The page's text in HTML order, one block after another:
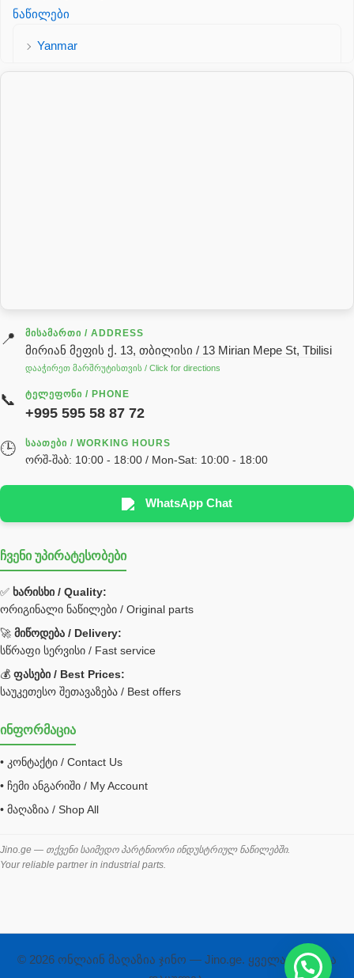
ნაწილები
Yanmar
გადაცემათა კოლოფის ზეთი( კარობკის ზეთი)
ძრავის ზეთი
ჰიდრავლიკის ზეთი
реек
სხადასხვა
Hyva
უჟანგავი ფოლადი
Bobcat ფილტრი
Caterpillar ფილტრი
JCB ფილტრი
ქვაბი გათბობა მილები
შემაერთებელი / გადამყვანი UNF ORFS
შემაერთებელი BSPP /გადამყვანი
შესაფუთი მანქანა ვაკუმით
შლანგი
საწვავის შლანგი
ჰიდრავლიკა და პნევმატიკა
📍 ᲛᲘᲡᲐᲛᲐᲠᲗᲘ / ADDRESS
მირიან მეფის ქ. 13, თბილისი / 13 Mirian Mepe St, Tbilisi
დააჭირეთ მარშრუტისთვის / Click for directions
📞 ᲢᲔᲚᲔᲤᲝᲜᲘ / PHONE
+995 595 58 87 72
🕒 ᲡᲐᲐᲗᲔᲑᲘ / WORKING HOURS
ორშ-შაბ: 10:00 - 18:00 / Mon-Sat: 10:00 - 18:00
WhatsApp Chat
ჩვენი უპირატესობები
✅ ხარისხი / Quality:
ორიგინალი ნაწილები / Original parts
🚀 მიწოდება / Delivery:
სწრაფი სერვისი / Fast service
💰 ფასები / Best Prices:
საუკეთესო შეთავაზება / Best offers
ინფორმაცია
• კონტაქტი / Contact Us
• ჩემი ანგარიში / My Account
• მაღაზია / Shop All
Jino.ge — თქვენი საიმედო პარტნიორი ინდუსტრიულ ნაწილებში.
Your reliable partner in industrial parts.
© 2026 ონლაინ მაღაზია ჯინო — Jino.ge. ყველა უფლება